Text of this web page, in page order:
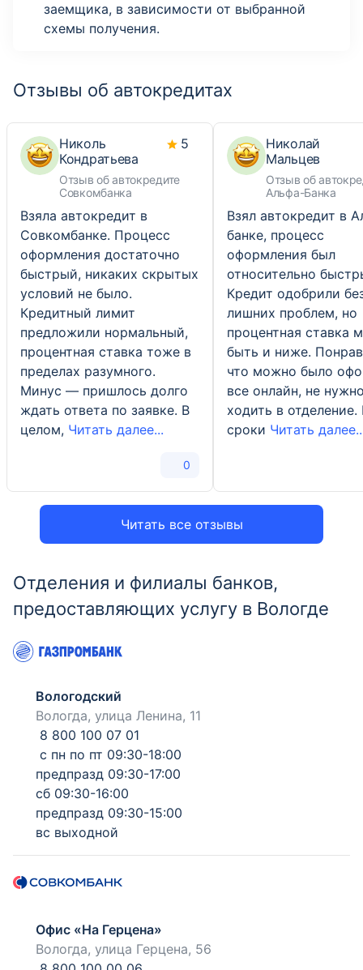
заемщика, в зависимости от выбранной
схемы получения.
Отзывы об автокредитах
Читать все отзывы
Николь
Кондратьева
Отзыв об автокредите
Совкомбанка
5
Взяла автокредит в
Совкомбанке. Процесс
оформления достаточно
быстрый, никаких скрытых
условий не было.
Кредитный лимит
предложили нормальный,
процентная ставка тоже в
пределах разумного.
Минус — пришлось долго
ждать ответа по заявке. В
целом, Читать далее...
0
Николай
Мальцев
Отзыв об
Альфа-Банка
Взял автокредит в
банке, процесс
оформления был
относительно
Кредит одобрили
лишних проблем, но
процентная ставка
быть и ниже.
что можно было
все онлайн, не
ходить в
сроки Читать
Отделения и филиалы банков,
предоставляющих услугу в Вологде
Вологодский
Вологда, улица Ленина, 11
8 800 100 07 01
с пн по пт 09:30-18:00
предпразд 09:30-17:00
сб 09:30-16:00
предпразд 09:30-15:00
вс выходной
Офис «На Герцена»
Вологда, улица Герцена, 56